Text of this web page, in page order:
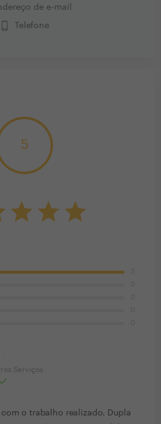
de e-mail
phone_iphone Telefone
5
Serviços
o trabalho realizado. Dupla